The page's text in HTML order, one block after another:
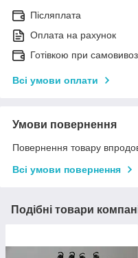
Післяплата
Оплата на рахунок
Готівкою при
Всі умови оплати
Умови повернення
Повернення товару
Всі умови повернення
Подібні товари